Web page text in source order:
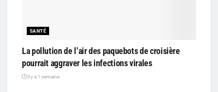
SANTÉ
La pollution de l’air des paquebots de croisière
pourrait aggraver les infections virales
il y a 1 semaine